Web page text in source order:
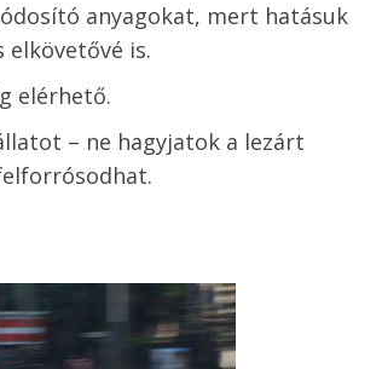
anyagokat, mert hatásuk
is.
elérhető.
– ne hagyjatok a lezárt